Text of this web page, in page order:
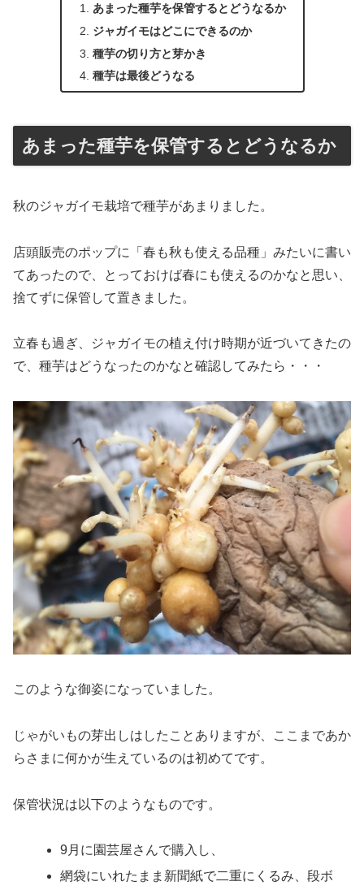
あまった種芋を保管するとどうなるか
ジャガイモはどこにできるのか
種芋の切り方と芽かき
種芋は最後どうなる
あまった種芋を保管するとどうなるか
秋のジャガイモ栽培で種芋があまりました。
店頭販売のポップに「春も秋も使える品種」みたいに書い
てあったので、とっておけば春にも使えるのかなと思い、
捨てずに保管して置きました。
立春も過ぎ、ジャガイモの植え付け時期が近づいてきたの
で、種芋はどうなったのかなと確認してみたら・・・
このような御姿になっていました。
じゃがいもの芽出しはしたことありますが、ここまであか
らさまに何かが生えているのは初めてです。
保管状況は以下のようなものです。
9月に園芸屋さんで購入し、
網袋にいれたまま新聞紙で二重にくるみ、段ボ